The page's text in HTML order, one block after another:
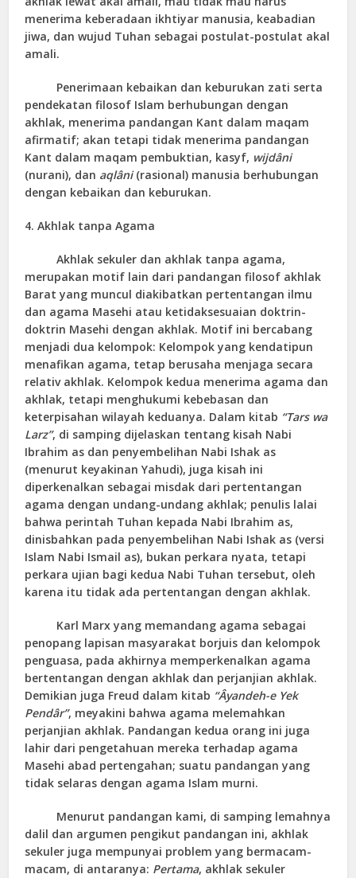
menerima keberadaan ikhtiyar manusia, keabadian
jiwa, dan wujud Tuhan sebagai postulat-postulat akal
amali.
Penerimaan kebaikan dan keburukan zati serta
pendekatan filosof Islam berhubungan dengan
akhlak, menerima pandangan Kant dalam maqam
afirmatif; akan tetapi tidak menerima pandangan
Kant dalam maqam pembuktian, kasyf, wijdâni
(nurani), dan aqlâni(rasional) manusia berhubungan
dengan kebaikan dan keburukan.
4. Akhlak tanpa Agama
Akhlak sekuler dan akhlak tanpa agama,
merupakan motif lain dari pandangan filosof akhlak
Barat yang muncul diakibatkan pertentangan ilmu
dan agama Masehi atau ketidaksesuaian doktrin-
doktrin Masehi dengan akhlak. Motif ini bercabang
menjadi dua kelompok: Kelompok yang kendatipun
menafikan agama, tetap berusaha menjaga secara
relativ akhlak. Kelompok kedua menerima agama dan
akhlak, tetapi menghukumi kebebasan dan
keterpisahan wilayah keduanya. Dalam kitab “Tars wa
Larz”, di samping dijelaskan tentang kisah Nabi
Ibrahim as dan penyembelihan Nabi Ishak as
(menurut keyakinan Yahudi), juga kisah ini
diperkenalkan sebagai misdak dari pertentangan
agama dengan undang-undang akhlak; penulis lalai
bahwa perintah Tuhan kepada Nabi Ibrahim as,
dinisbahkan pada penyembelihan Nabi Ishak as (versi
Islam Nabi Ismail as), bukan perkara nyata, tetapi
perkara ujian bagi kedua Nabi Tuhan tersebut, oleh
karena itu tidak ada pertentangan dengan akhlak.
Karl Marx yang memandang agama sebagai
penopang lapisan masyarakat borjuis dan kelompok
penguasa, pada akhirnya memperkenalkan agama
bertentangan dengan akhlak dan perjanjian akhlak.
Demikian juga Freud dalam kitab “Âyandeh-e Yek
Pendâr”, meyakini bahwa agama melemahkan
perjanjian akhlak. Pandangan kedua orang ini juga
lahir dari pengetahuan mereka terhadap agama
Masehi abad pertengahan; suatu pandangan yang
tidak selaras dengan agama Islam murni.
Menurut pandangan kami, di samping lemahnya
dalil dan argumen pengikut pandangan ini, akhlak
sekuler juga mempunyai problem yang bermacam-
macam, di antaranya: Pertama, akhlak sekuler